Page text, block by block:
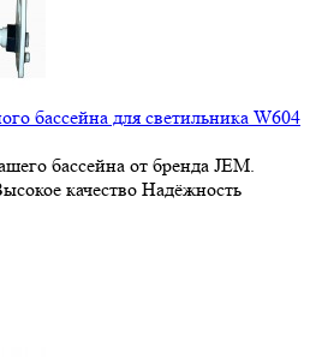
бассейна для светильника W604
бассейна от бренда JEM.
качество Надёжность